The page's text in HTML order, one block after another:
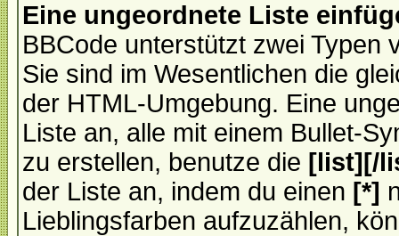
Eine ungeordnete Liste
BBCode unterstützt zwei Typen
Sie sind im Wesentlichen die
der HTML-Umgebung. Eine
Liste an, alle mit einem Bullet-
zu erstellen, benutze die [list][/
der Liste an, indem du einen [*]
Lieblingsfarben aufzuzählen,